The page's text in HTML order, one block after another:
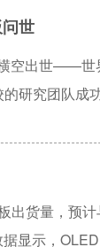
世
空出世——
研究团队成
OLED面板
来精准实现。
出货量，预
显示，